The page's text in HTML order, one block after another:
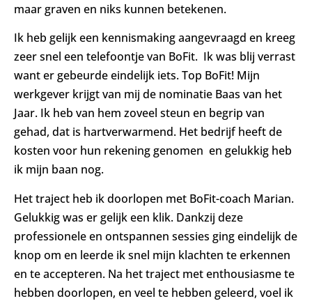
maar graven en niks kunnen betekenen.
Ik heb gelijk een kennismaking aangevraagd en kreeg
zeer snel een telefoontje van BoFit. Ik was blij verrast
want er gebeurde eindelijk iets. Top BoFit! Mijn
werkgever krijgt van mij de nominatie Baas van het
Jaar. Ik heb van hem zoveel steun en begrip van
gehad, dat is hartverwarmend. Het bedrijf heeft de
kosten voor hun rekening genomen en gelukkig heb
ik mijn baan nog.
Het traject heb ik doorlopen met BoFit-coach Marian.
Gelukkig was er gelijk een klik. Dankzij deze
professionele en ontspannen sessies ging eindelijk de
knop om en leerde ik snel mijn klachten te erkennen
en te accepteren. Na het traject met enthousiasme te
hebben doorlopen, en veel te hebben geleerd, voel ik